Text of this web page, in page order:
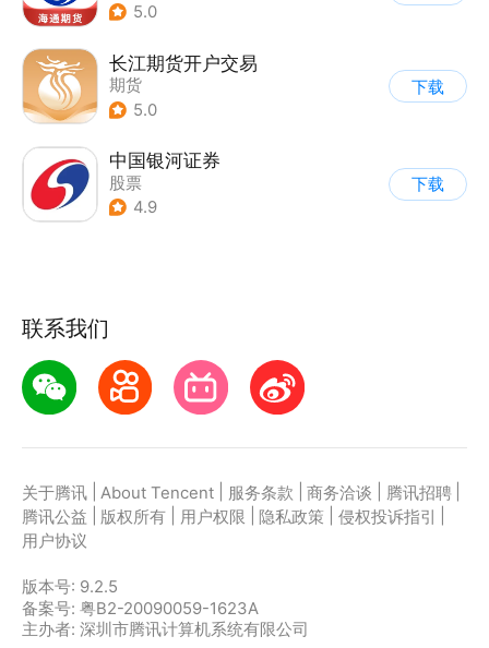
5.0
长江期货开户交易
期货
5.0
下载
中国银河证券
股票
4.9
下载
联系我们
关于腾讯 About Tencent 服务条款 商务洽谈 腾讯招聘
腾讯公益
版权所有 用户权限 隐私政策 侵权投诉指引
用户协议
版本号: 9.2.5
备案号: 粤B2-20090059-1623A
主办者: 深圳市腾讯计算机系统有限公司